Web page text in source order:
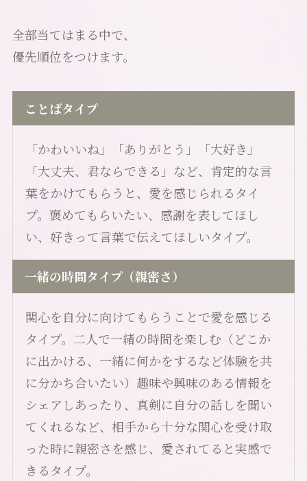
全部当てはまる中で、
優先順位をつけます。
ことばタイプ
「かわいいね」「ありがとう」「大好き」
「大丈夫、君ならできる」など、肯定的な言
葉をかけてもらうと、愛を感じられるタイ
プ。褒めてもらいたい、感謝を表してほし
い、好きって言葉で伝えてほしいタイプ。
一緒の時間タイプ（親密さ）
関心を自分に向けてもらうことで愛を感じる
タイプ。二人で一緒の時間を楽しむ（どこか
に出かける、一緒に何かをするなど体験を共
に分かち合いたい）趣味や興味のある情報を
シェアしあったり、真剣に自分の話しを聞い
てくれるなど、相手から十分な関心を受け取
った時に親密さを感じ、愛されてると実感で
きるタイプ。